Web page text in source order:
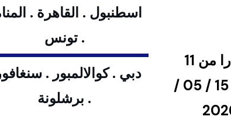
من 11
ولغاية 15 / 05 /
اسطنبول . القاهرة .
. تونس
دبي . كوالالمبور .
. برشلونة